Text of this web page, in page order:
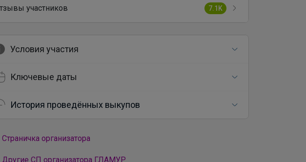
участников 7.1K
Условия участия
Ключевые даты
История проведённых выкупов
Cтраничка организатора
Другие СП организатора ГЛАМУР